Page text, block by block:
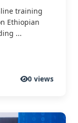
training
Ethiopian
...
0 views